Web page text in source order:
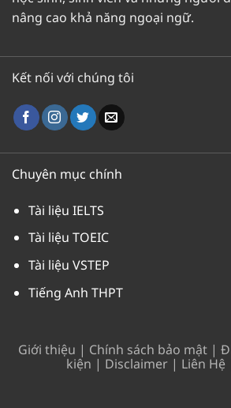
nâng cao khả năng ngoại ngữ.
Kết nối với chúng tôi
Chuyên mục chính
Tài liệu IELTS
Tài liệu TOEIC
Tài liệu VSTEP
Tiếng Anh THPT
Giới thiệu | Chính sách bảo mật |
kiện | Disclaimer| Liên Hệ